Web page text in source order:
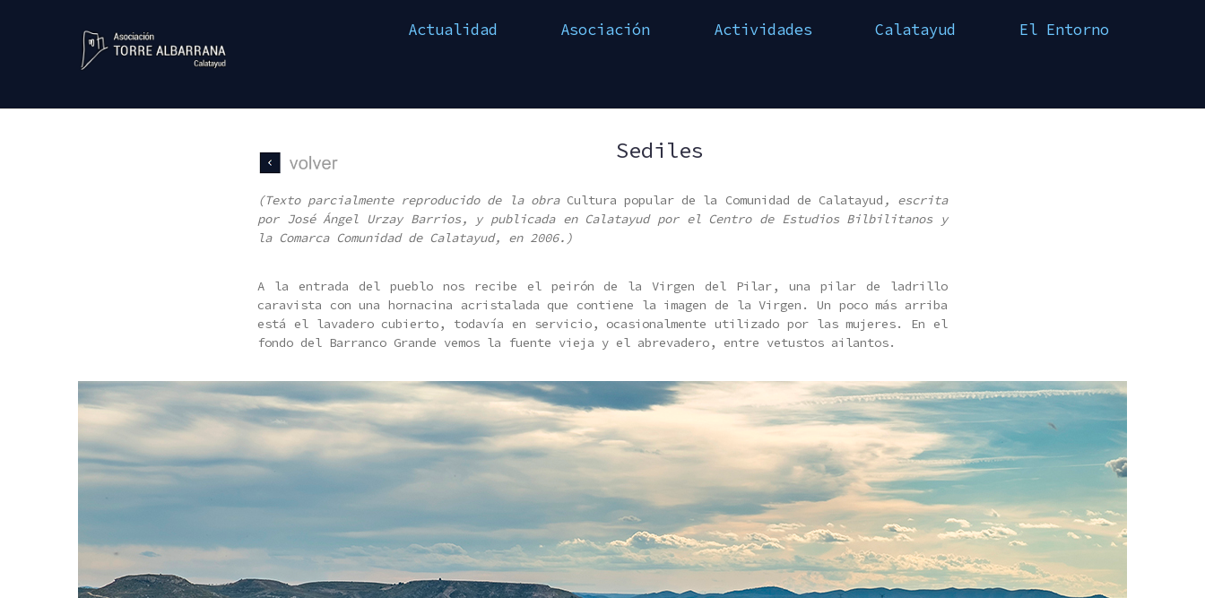
Actualidad Asociación Actividades Calatayud El Entorno
Sediles Sediles
(Texto parcialmente reproducido de la obra Cultura popular de la Comunidad de Calatayud , escrita
por José Ángel Urzay Barrios, y publicada en Calatayud por el Centro de Estudios Bilbilitanos y
la Comarca Comunidad de Calatayud, en 2006.)
A la entrada del pueblo nos recibe el peirón de la Virgen del Pilar, una pilar de ladrillo
caravista con una hornacina acristalada que contiene la imagen de la Virgen. Un poco más arriba
está el lavadero cubierto, todavía en servicio, ocasionalmente utilizado por las mujeres. En el
fondo del Barranco Grande vemos la fuente vieja y el abrevadero, entre vetustos ailantos.